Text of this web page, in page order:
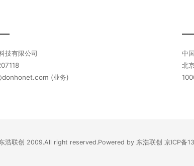
技有限公司
(业务)
中
北
浩联创 2009.All right reserved.Powered by 东浩联创京ICP备